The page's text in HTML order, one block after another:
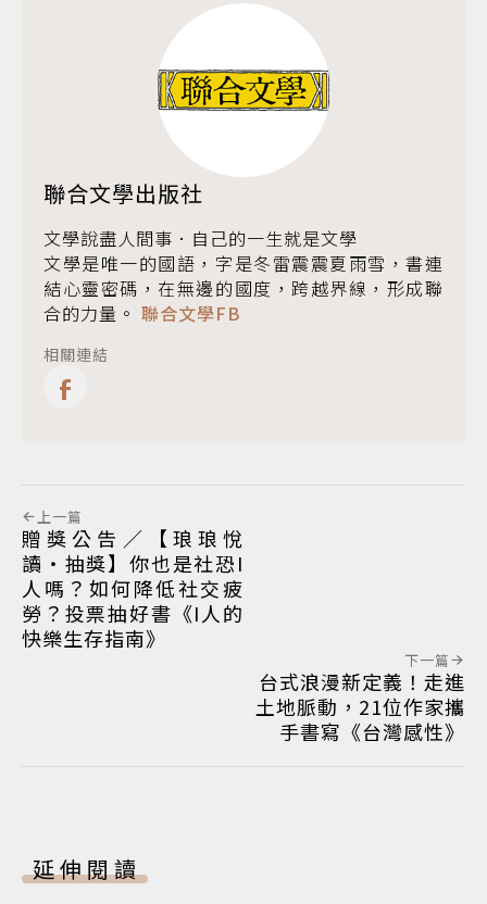
聯合文學出版社
文學說盡人間事．自己的一生就是文學
文學是唯一的國語，字是冬雷震震夏雨雪，書連
結心靈密碼，在無邊的國度，跨越界線，形成聯
合的力量。 聯合文學FB
相關連結
上一篇
贈獎公告／【琅琅悅
讀‧抽獎】你也是社恐I
人嗎？如何降低社交疲
勞？投票抽好書《I人的
快樂生存指南》
下一篇
台式浪漫新定義！走進
土地脈動，21位作家攜
手書寫《台灣感性》
延伸閱讀